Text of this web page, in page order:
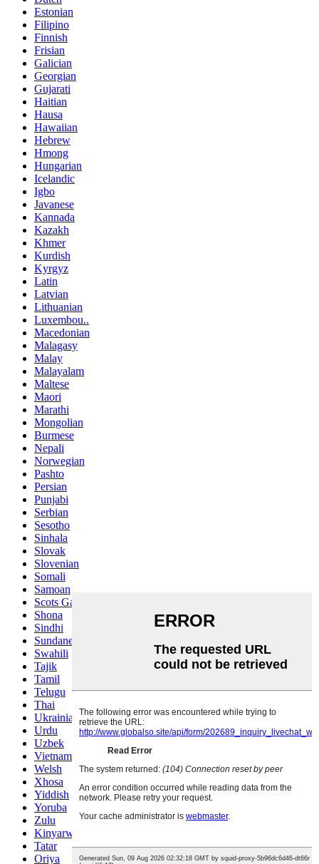
Estonian
Filipino
Finnish
Frisian
Galician
Georgian
Gujarati
Haitian
Hausa
Hawaiian
Hebrew
Hmong
Hungarian
Icelandic
Igbo
Javanese
Kannada
Kazakh
Khmer
Kurdish
Kyrgyz
Latin
Latvian
Lithuanian
Luxembou..
Macedonian
Malagasy
Malay
Malayalam
Maltese
Maori
Marathi
Mongolian
Burmese
Nepali
Norwegian
Pashto
Persian
Punjabi
Serbian
Sesotho
Sinhala
Slovak
Slovenian
Somali
Samoan
Scots Gaelic
Shona
Sindhi
Sundanese
Swahili
Tajik
Tamil
Telugu
Thai
Ukrainian
Urdu
Uzbek
Vietnamese
Welsh
Xhosa
Yiddish
Yoruba
Zulu
Kinyarwanda
Tatar
Oriya